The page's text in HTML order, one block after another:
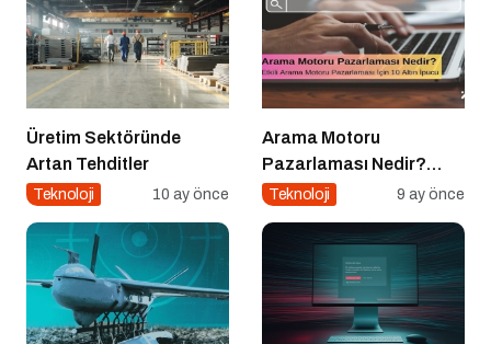
Üretim Sektöründe
Artan Tehditler
Teknoloji 10 ay önce
Arama Motoru
Pazarlaması Nedir?
Etkili Arama Motoru
Altın İpucu
Teknoloji 9 ay önce